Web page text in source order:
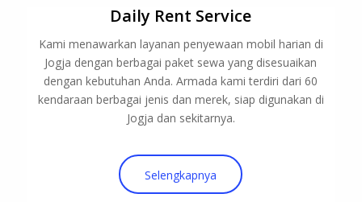
Daily Rent Service
Kami menawarkan layanan penyewaan mobil harian di
Jogja dengan berbagai paket sewa yang disesuaikan
dengan kebutuhan Anda. Armada kami terdiri dari 60
kendaraan berbagai jenis dan merek, siap digunakan di
Jogja dan sekitarnya.
Selengkapnya